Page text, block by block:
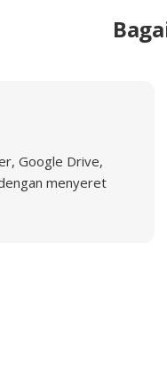
Google Drive,
menyeret